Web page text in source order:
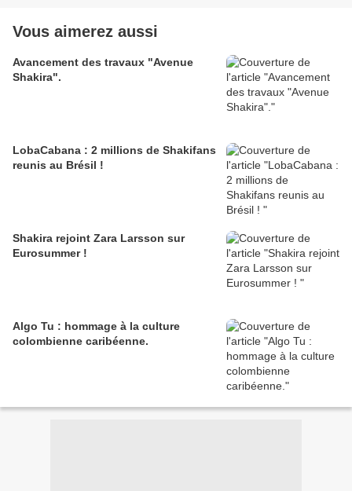
Vous aimerez aussi
Avancement des travaux "Avenue
Shakira".
LobaCabana : 2 millions de Shakifans
reunis au Brésil !
Shakira rejoint Zara Larsson sur
Eurosummer !
Algo Tu : hommage à la culture
colombienne caribéenne.